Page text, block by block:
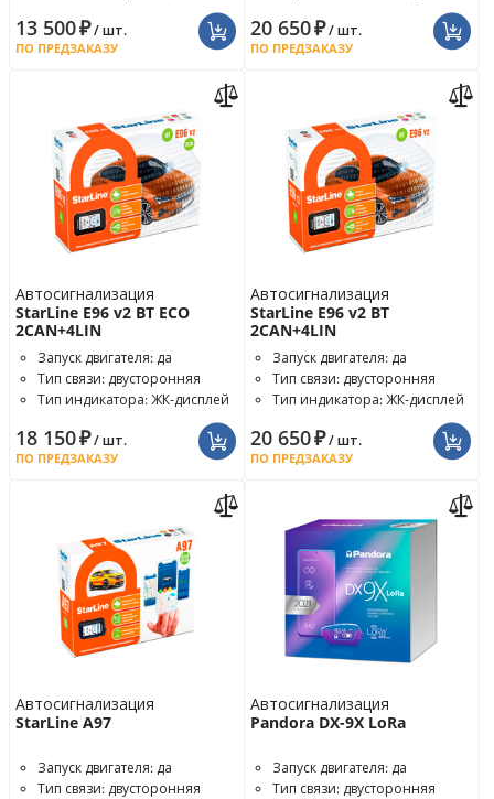
13 500₽/ шт.
ПО ПРЕДЗАКАЗУ
20 650₽/ шт.
ПО ПРЕДЗАКАЗУ
Автосигнализация
StarLine E96 v2 BT ECO
2CAN+4LIN
Запуск двигателя: да
Тип связи: двусторонняя
Тип индикатора: ЖК-дисплей
18 150₽/ шт.
ПО ПРЕДЗАКАЗУ
Автосигнализация
StarLine E96 v2 BT
2CAN+4LIN
Запуск двигателя: да
Тип связи: двусторонняя
Тип индикатора: ЖК-дисплей
20 650₽/ шт.
ПО ПРЕДЗАКАЗУ
Автосигнализация
StarLine A97
Запуск двигателя: да
Тип связи: двусторонняя
Автосигнализация
Pandora DX-9X LoRa
Запуск двигателя: да
Тип связи: двусторонняя